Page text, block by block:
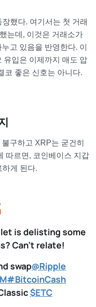
했다. 여기서는 첫 거래
는데, 이것은 거래소가
고 있음을 반영한다. 이
유입은 이제까지 매도 압
코 좋은 신호는 아니다.
구하고 XRP는 굳건히
따르면, 코인베이스 지갑
게 된다.
is delisting some
Can't relate!
swap@Ripple
#BitcoinCash
$ETC